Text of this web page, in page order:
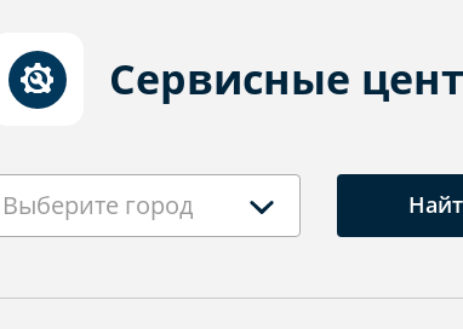
Сервисные
Выберите город